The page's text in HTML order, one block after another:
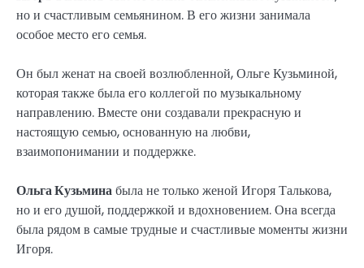
но и счастливым семьянином. В его жизни занимала
особое место его семья.
Он был женат на своей возлюбленной, Ольге Кузьминой,
которая также была его коллегой по музыкальному
направлению. Вместе они создавали прекрасную и
настоящую семью, основанную на любви,
взаимопонимании и поддержке.
Ольга Кузьминабыла не только женой Игоря Талькова,
но и его душой, поддержкой и вдохновением. Она всегда
была рядом в самые трудные и счастливые моменты жизни
Игоря.